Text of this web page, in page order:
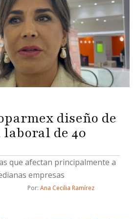
diseño de
de 40
que afectan principalmente a
empresas
Por: Ana Cecilia Ramírez